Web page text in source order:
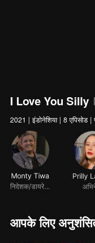
I Love You Silly
2021 | इंडोनेशिया | 8 एपिसोड |
Monty Tiwa
निदेशक/डायरेक्टर
आपके लिए